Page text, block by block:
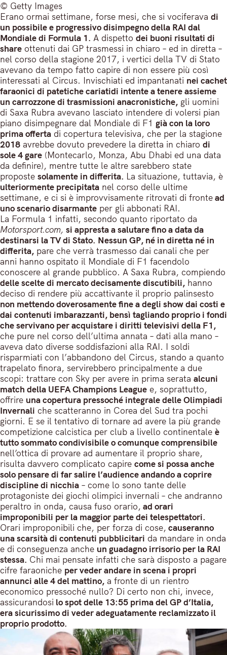
© Getty Images
Erano ormai settimane, forse mesi, che si vociferava di
un possibile e progressivo disimpegno della RAI dal
Mondiale di Formula 1. A dispetto dei buoni risultati di
share ottenuti dai GP trasmessi in chiaro – ed in diretta –
nel corso della stagione 2017, i vertici della TV di Stato
avevano da tempo fatto capire di non essere più così
interessati al Circus. Invischiati ed impantanati nei cachet
faraonici di patetiche cariatidi intente a tenere assieme
un carrozzone di trasmissioni anacronistiche, gli uomini
di Saxa Rubra avevano lasciato intendere di volersi pian
piano disimpegnare dal Mondiale di F1 già con la loro
prima offerta di copertura televisiva, che per la stagione
2018 avrebbe dovuto prevedere la diretta in chiaro di
sole 4 gare (Montecarlo, Monza, Abu Dhabi ed una data
da definire), mentre tutte le altre sarebbero state
proposte solamente in differita. La situazione, tuttavia, è
ulteriormente precipitata nel corso delle ultime
settimane, e ci si è improvvisamente ritrovati di frontead
uno scenario disarmante per gli abbonati RAI.
La Formula 1 infatti, secondo quanto riportato da
Motorsport.com, si appresta a salutare fino a data da
destinarsi la TV di Stato. Nessun GP, né in diretta né in
differita, pare che verrà trasmesso dai canali che per
anni hanno ospitato il Mondiale di F1 facendolo
conoscere al grande pubblico. A Saxa Rubra, compiendo
delle scelte di mercato decisamente discutibili, hanno
deciso di rendere più accattivante il proprio palinsesto
non mettendo doverosamente fine a degli show dai costi e
dai contenuti imbarazzanti, bensì tagliando proprio i fondi
che servivano per acquistare i diritti televisivi della F1,
che pure nel corso dell’ultima annata – dati alla mano –
aveva dato diverse soddisfazioni alla RAI. I soldi
risparmiati con l’abbandono del Circus, stando a quanto
trapelato finora, servirebbero principalmente a due
scopi: trattare con Sky per avere in prima serata alcuni
match della UEFA Champions League e, soprattutto,
offrire una copertura pressoché integrale delle Olimpiadi
Invernali che scatteranno in Corea del Sud tra pochi
giorni. E se il tentativo di tornare ad avere la più grande
competizione calcistica per club a livello continentale è
tutto sommato condivisibile o comunque comprensibile
nell’ottica di provare ad aumentare il proprio share,
risulta davvero complicato capire come si possa anche
solo pensare di far salire l’audience andando a coprire
discipline di nicchia – come lo sono tante delle
protagoniste dei giochi olimpici invernali – che andranno
peraltro in onda, causa fuso orario, ad orari
improponibili per la maggior parte dei telespettatori.
Orari improponibili che, per forza di cose, causeranno
una scarsità di contenuti pubblicitari da mandare in onda
e di conseguenza anche un guadagno irrisorio per la RAI
stessa. Chi mai pensate infatti che sarà disposto a pagare
cifre faraoniche per veder andare in scena i propri
annunci alle 4 del mattino, a fronte di un rientro
economico pressoché nullo? Di certo non chi, invece,
assicurandosi lo spot delle 13:55 prima del GP d’Italia,
era sicurissimo di veder adeguatamente reclamizzato il
proprio prodotto.